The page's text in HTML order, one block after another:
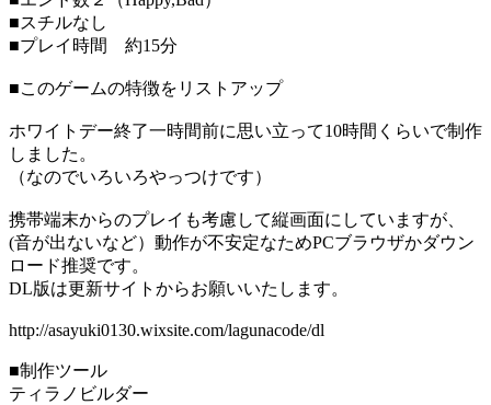
■スチルなし
■プレイ時間 約15分
■このゲームの特徴をリストアップ
ホワイトデー終了一時間前に思い立って10時間くらいで制作
しました。
（なのでいろいろやっつけです）
携帯端末からのプレイも考慮して縦画面にしていますが、
(音が出ないなど）動作が不安定なためPCブラウザかダウン
ロード推奨です。
DL版は更新サイトからお願いいたします。
http://asayuki0130.wixsite.com/lagunacode/dl
■制作ツール
ティラノビルダー